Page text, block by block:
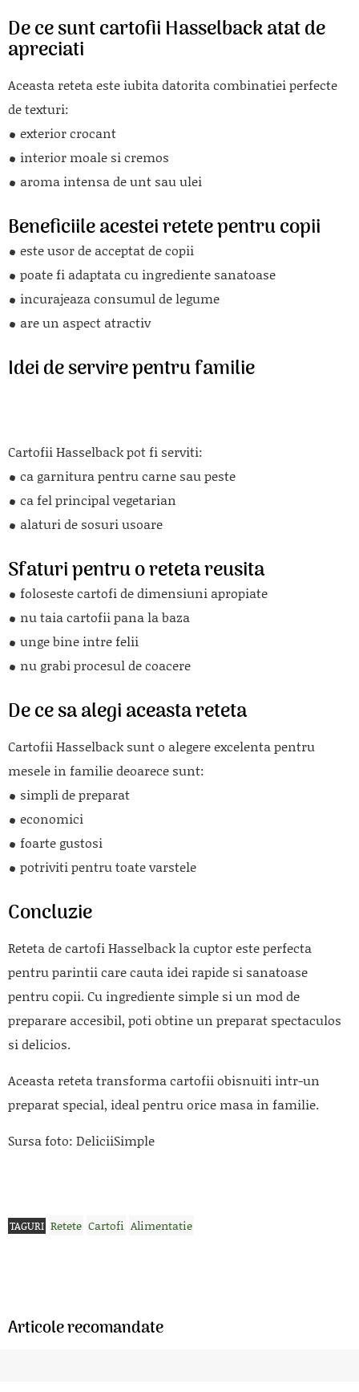
De ce sunt cartofii Hasselback atat de
apreciati
Aceasta reteta este iubita datorita combinatiei perfecte
de texturi:
exterior crocant
interior moale si cremos
aroma intensa de unt sau ulei
Beneficiile acestei retete pentru copii
este usor de acceptat de copii
poate fi adaptata cu ingrediente sanatoase
incurajeaza consumul de legume
are un aspect atractiv
Idei de servire pentru familie
Cartofii Hasselback pot fi serviti:
ca garnitura pentru carne sau peste
ca fel principal vegetarian
alaturi de sosuri usoare
Sfaturi pentru o reteta reusita
foloseste cartofi de dimensiuni apropiate
nu taia cartofii pana la baza
unge bine intre felii
nu grabi procesul de coacere
De ce sa alegi aceasta reteta
Cartofii Hasselback sunt o alegere excelenta pentru
mesele in familie deoarece sunt:
simpli de preparat
economici
foarte gustosi
potriviti pentru toate varstele
Concluzie
Reteta de cartofi Hasselback la cuptor este perfecta
pentru parintii care cauta idei rapide si sanatoase
pentru copii. Cu ingrediente simple si un mod de
preparare accesibil, poti obtine un preparat spectaculos
si delicios.
Aceasta reteta transforma cartofii obisnuiti intr-un
preparat special, ideal pentru orice masa in familie.
Sursa foto: DeliciiSimple
TAGURI Retete Cartofi Alimentatie
Articole recomandate